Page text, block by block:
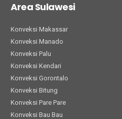
Area Sulawesi
Konveksi Makassar
Konveksi Manado
Konveksi Palu
Konveksi Kendari
Konveksi Gorontalo
Konveksi Bitung
Konveksi Pare Pare
Konveksi Bau Bau